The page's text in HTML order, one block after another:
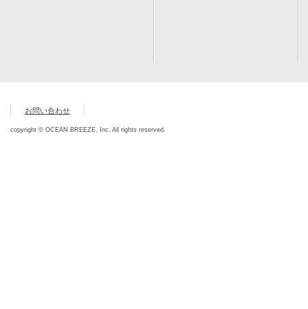
お問い合わせ
copyright © OCEAN BREEZE, Inc. All rights reserved.